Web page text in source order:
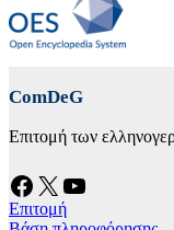
ComDeG
Επιτομή των
Facebook X YouTube
Επιτομή